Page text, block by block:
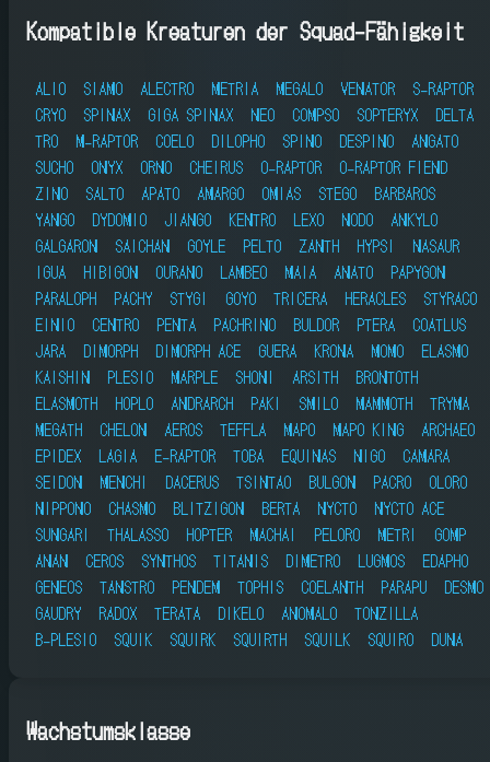
Kompatible Kreaturen der Squad-Fähigkeit
ALIO SIAMO ALECTRO METRIA MEGALO VENATOR
S-RAPTOR
CRYO
SPINAX GIGA SPINAX NEO COMPSO SOPTERYX
DELTA
TRO
M-RAPTOR COELO DILOPHO SPINO DESPINO
ANGATO
SUCHO
ONYX ORNO CHEIRUS O-RAPTOR
O-RAPTOR FIEND
ZINO
SALTO APATO AMARGO OMIAS STEGO
BARBAROS
YANGO
DYDOMIO JIANGO KENTRO LEXO NODO
ANKYLO
GALGARON
SAICHAN GOYLE PELTO ZANTH HYPSI
NASAUR
IGUA
HIBIGON OURANO LAMBEO MAIA ANATO
PAPYGON
PARALOPH
PACHY STYGI GOYO TRICERA HERACLES
STYRACO
EINIO
CENTRO PENTA PACHRINO BULDOR PTERA
COATLUS
JARA
DIMORPH DIMORPH ACE GUERA KRONA MOMO
ELASMO
KAISHIN
PLESIO MARPLE SHONI ARSITH
BRONTOTH
ELASMOTH
HOPLO ANDRARCH PAKI SMILO MAMMOTH
TRYMA
MEGATH
CHELON AEROS TEFFLA MAPO MAPO KING
ARCHAEO
EPIDEX
LAGIA E-RAPTOR TOBA EQUINAS NIGO
CAMARA
SEIDON
MENCHI DACERUS TSINTAO BULGON PACRO
OLORO
NIPPONO
CHASMO BLITZIGON BERTA NYCTO
NYCTO ACE
SUNGARI
THALASSO HOPTER MACHAI PELORO METRI
GOMP
ANAN
CEROS SYNTHOS TITANIS DIMETRO LUGMOS
EDAPHO
GENEOS
TANSTRO PENDEM TOPHIS COELANTH PARAPU
DESMO
GAUDRY
RADOX TERATA DIKELO ANOMALO
TONZILLA
B-PLESIO
SQUIK SQUIRK SQUIRTH SQUILK SQUIRO DUNA
Wachstumsklasse